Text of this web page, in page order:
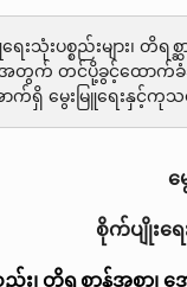
ေးသုံးပစ္စည်းများ၊ တိရ
တွက် တင်ပို့ခွင့်ထောက်ခံခ
ာက်ရှိ မွေးမြူရေးနှင့်ကုသ
မွ
စိုက်ပျိုးရေ
း၊ တိရစ္ဆာန်အစာ၊ အ